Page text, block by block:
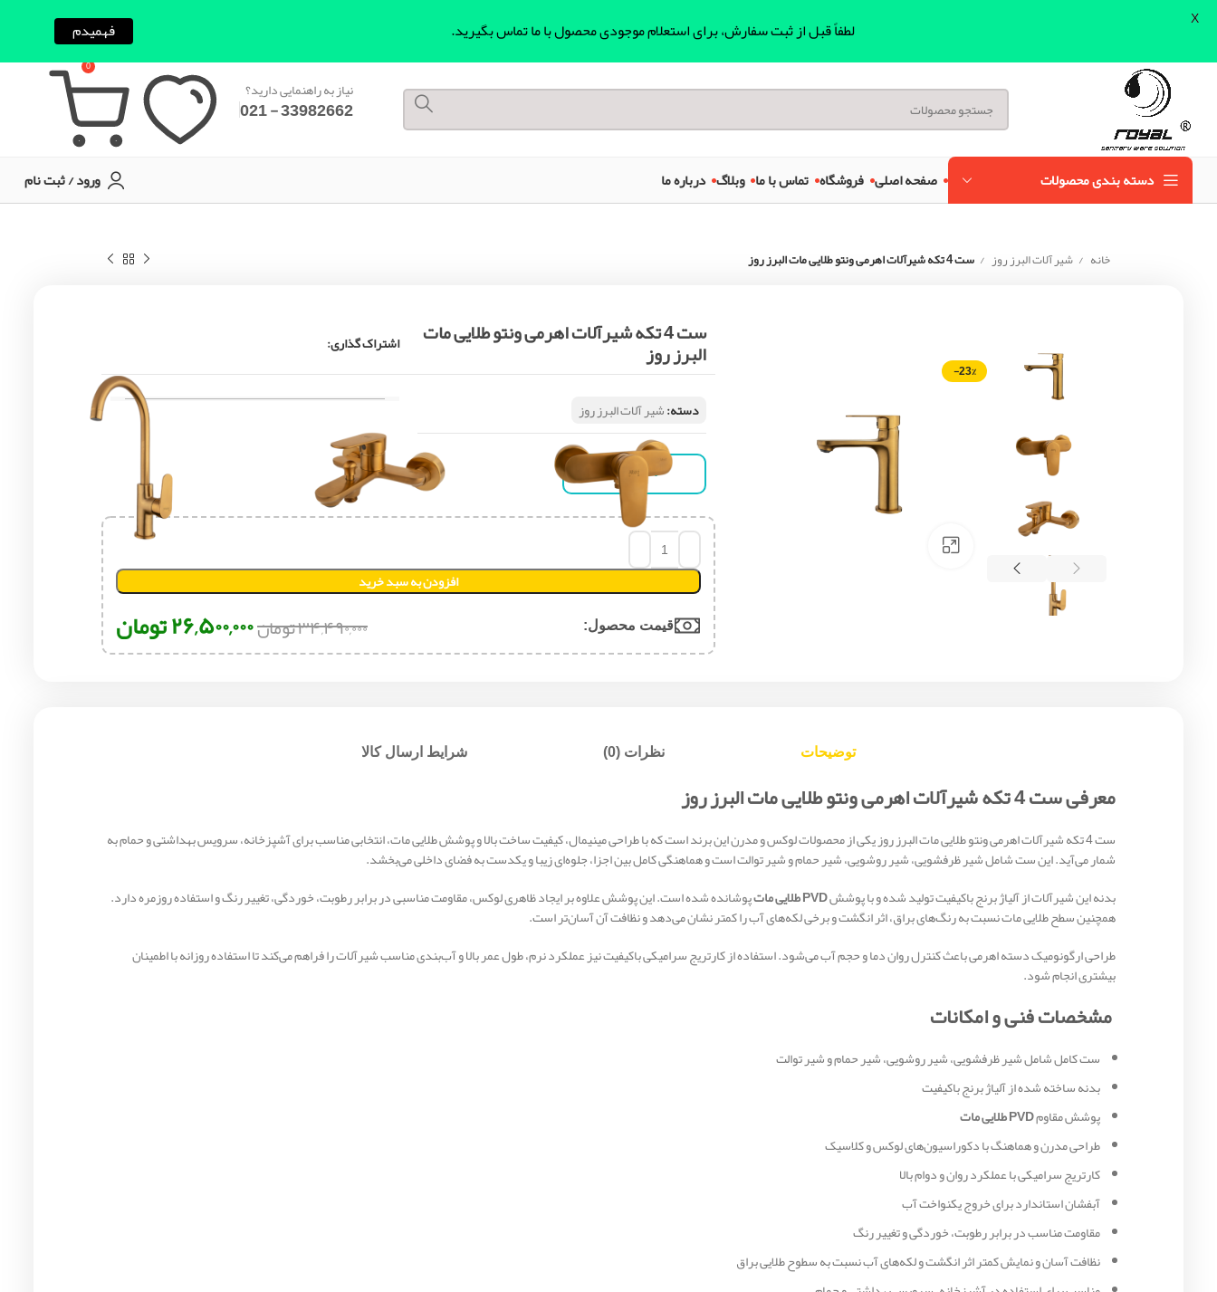
نیاز به راهنمایی دارید؟
33982662 - 021
0
دسته بندی محصولات صفحه اصلی فروشگاه تماس با ما وبلاگ درباره ما ورود / ثبت نام
خانه شیر آلات البرز روز ست 4 تکه شیرآلات اهرمی ونتو طلایی مات البرز روز
-23%
ست 4 تکه شیرآلات اهرمی ونتو طلایی مات
البرز روز اشتراک گذاری:
دسته:شیر آلات البرز روز
علاقه مندی
افزودن به سبد خرید
قیمت محصول:​ ۳۴,۴۹۰,۰۰۰تومان۲۶,۵۰۰,۰۰۰تومان
توضیحات نظرات (0) شرایط ارسال کالا
معرفی ست 4 تکه شیرآلات اهرمی ونتو طلایی مات البرز روز
ست 4 تکه شیرآلات اهرمی ونتو طلایی مات البرز روز یکی از محصولات لوکس و مدرن این برند است که با طراحی مینیمال، کیفیت ساخت بالا و پوشش طلایی مات، انتخابی مناسب برای آشپزخانه، سرویس بهداشتی و حمام به
شمار می‌آید. این ست شامل شیر ظرفشویی، شیر روشویی، شیر حمام و شیر توالت است و هماهنگی کامل بین اجزا، جلوه‌ای زیبا و یکدست به فضای داخلی می‌بخشد.
بدنه این شیرآلات از آلیاژ برنج باکیفیت تولید شده و با پوششPVD طلایی مات پوشانده شده است. این پوشش علاوه بر ایجاد ظاهری لوکس، مقاومت مناسبی در برابر رطوبت، خوردگی، تغییر رنگ و استفاده روزمره دارد.
همچنین سطح طلایی مات نسبت به رنگ‌های براق، اثر انگشت و برخی لکه‌های آب را کمتر نشان می‌دهد و نظافت آن آسان‌تر است.
طراحی ارگونومیک دسته اهرمی باعث کنترل روان دما و حجم آب می‌شود. استفاده از کارتریج سرامیکی باکیفیت نیز عملکرد نرم، طول عمر بالا و آب‌بندی مناسب شیرآلات را فراهم می‌کند تا استفاده روزانه با اطمینان
بیشتری انجام شود.
مشخصات فنی و امکانات
ست کامل شامل شیر ظرفشویی، شیر روشویی، شیر حمام و شیر توالت
بدنه ساخته شده از آلیاژ برنج باکیفیت
پوشش مقاومPVD طلایی مات
طراحی مدرن و هماهنگ با دکوراسیون‌های لوکس و کلاسیک
کارتریج سرامیکی با عملکرد روان و دوام بالا
آبفشان استاندارد برای خروج یکنواخت آب
مقاومت مناسب در برابر رطوبت، خوردگی و تغییر رنگ
نظافت آسان و نمایش کمتر اثر انگشت و لکه‌های آب نسبت به سطوح طلایی براق
لطفاً قبل از ثبت سفارش، برای استعلام موجودی محصول با ما تماس بگیرید. فهمیدم X